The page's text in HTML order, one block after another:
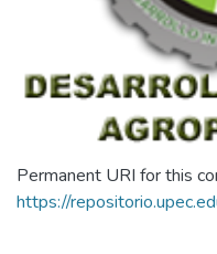
Permanent URI for this
https://